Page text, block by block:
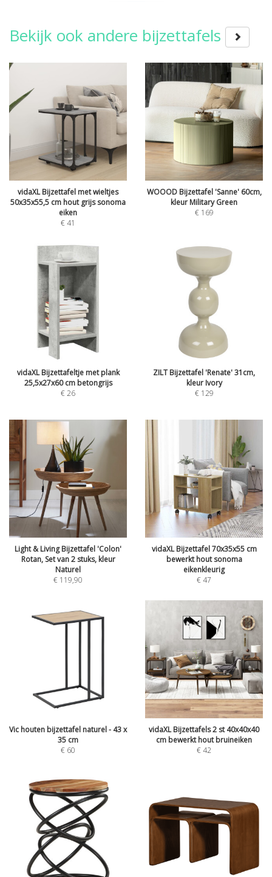
Bekijk ook andere bijzettafels
vidaXL Bijzettafel met wieltjes
50x35x55,5 cm hout grijs sonoma
eiken
€41
WOOOD Bijzettafel 'Sanne' 60cm,
kleur Military Green
€ 169
vidaXL Bijzettafeltje met plank
25,5x27x60 cm betongrijs
€26
ZILT Bijzettafel 'Renate' 31cm,
kleur Ivory
€ 129
Light & Living Bijzettafel 'Colon'
Rotan, Set van 2 stuks, kleur
Naturel
€ 119,90
vidaXL Bijzettafel 70x35x55 cm
bewerkt hout sonoma
eikenkleurig
€47
Vic houten bijzettafel naturel - 43 x
35 cm
€ 60
vidaXL Bijzettafels 2 st 40x40x40
cm bewerkt hout bruineiken
€42